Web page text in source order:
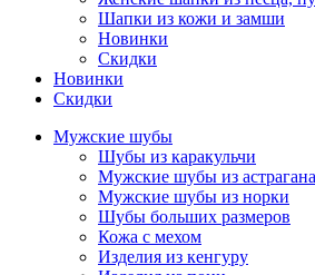
Шапки из кожи и замши
Новинки
Скидки
Новинки
Скидки
Мужские шубы
Шубы из каракульчи
Мужские шубы из астрагана
Мужские шубы из норки
Шубы больших размеров
Кожа с мехом
Изделия из кенгуру